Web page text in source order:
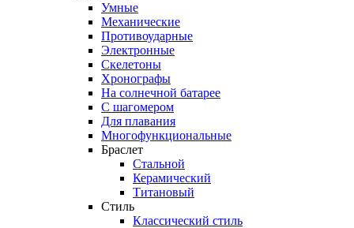
Умные
Механические
Противоударные
Электронные
Скелетоны
Хронографы
На солнечной батарее
С шагомером
Для плавания
Многофункциональные
Браслет
Стальной
Керамический
Титановый
Стиль
Классический стиль